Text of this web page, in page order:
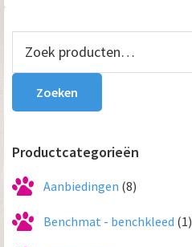
Primaire
Sidebar
naar:
Zoeken
Productcategorieën
Aanbiedingen (8)
Benchmat - benchkleed (1)